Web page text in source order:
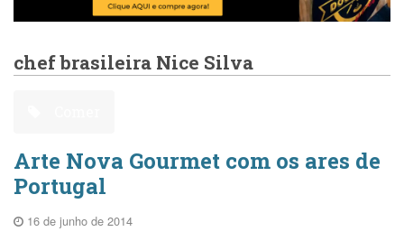
chef brasileira Nice Silva
Arte Nova Gourmet com os ares de
Portugal
16 de junho de 2014